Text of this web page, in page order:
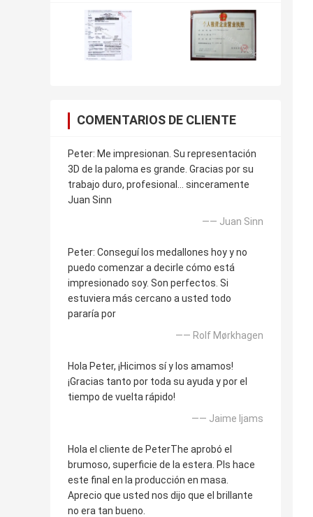
COMENTARIOS DE CLIENTE
Peter: Me impresionan. Su representación
3D de la paloma es grande. Gracias por su
trabajo duro, profesional… sinceramente
Juan Sinn
—— Juan Sinn
Peter: Conseguí los medallones hoy y no
puedo comenzar a decirle cómo está
impresionado soy. Son perfectos. Si
estuviera más cercano a usted todo
pararía por
—— Rolf Mørkhagen
Hola Peter, ¡Hicimos sí y los amamos!
¡Gracias tanto por toda su ayuda y por el
tiempo de vuelta rápido!
—— Jaime Ijams
Hola el cliente de PeterThe aprobó el
brumoso, superficie de la estera. Pls hace
este final en la producción en masa.
Aprecio que usted nos dijo que el brillante
no era tan bueno.